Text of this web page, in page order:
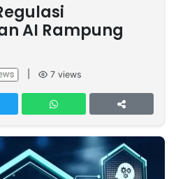
AI Rampung
7 views